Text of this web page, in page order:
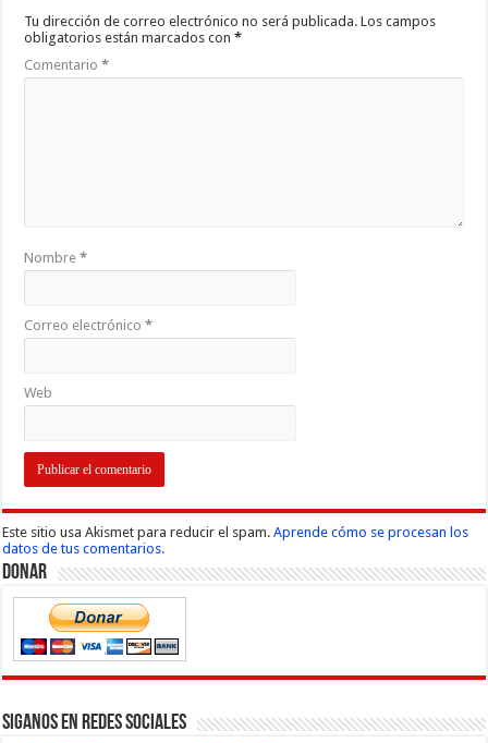
Tu dirección de correo electrónico no será publicada. Los campos
obligatorios están marcados con*
Comentario*
Nombre*
Correo electrónico*
Web
Este sitio usa Akismet para reducir el spam.Aprende cómo se procesan los
datos de tus comentarios.
Donar
Siganos en Redes Sociales